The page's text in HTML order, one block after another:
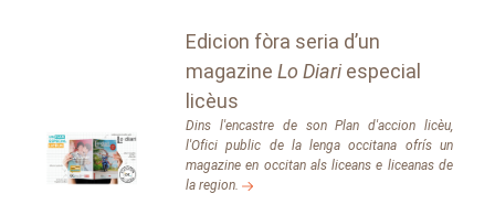
Edicion fòra seria d’un
magazine Lo Diariespecial
licèus
Dins l'encastre de son Plan d'accion licèu,
l'Ofici public de la lenga occitana ofrís un
magazine en occitan als liceans e liceanas de
la region.